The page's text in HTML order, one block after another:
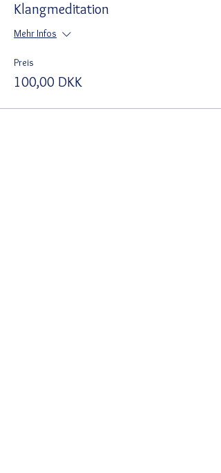
Klangmeditation
Mehr Infos
Preis
100,00 DKK